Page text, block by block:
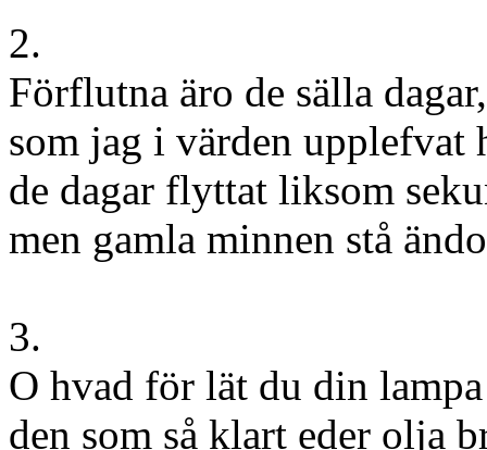
2.
Förflutna äro de sälla dagar,
som jag i värden upplefvat
de dagar flyttat liksom
men gamla minnen stå
3.
O hvad för lät du din
den som så klart eder olja